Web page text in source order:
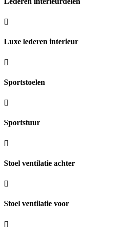
Luxe lederen interieur
Sportstoelen
Sportstuur
Stoel ventilatie achter
Stoel ventilatie voor